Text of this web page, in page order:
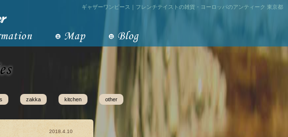
ギャザーワンピース｜フレンチテイストの雑貨・ヨーロッパのアンティーク 東京都
zakka kitchen other
2018.4.10